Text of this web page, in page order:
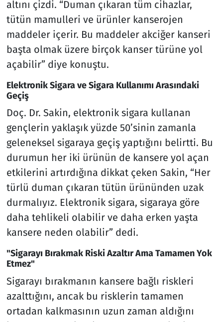
altını çizdi. “Duman çıkaran tüm cihazlar,
tütün mamulleri ve ürünler kanserojen
maddeler içerir. Bu maddeler akciğer kanseri
başta olmak üzere birçok kanser türüne yol
açabilir” diye konuştu.
Elektronik Sigara ve Sigara Kullanımı Arasındaki
Geçiş
Doç. Dr. Sakin, elektronik sigara kullanan
gençlerin yaklaşık yüzde 50’sinin zamanla
geleneksel sigaraya geçiş yaptığını belirtti. Bu
durumun her iki ürünün de kansere yol açan
etkilerini artırdığına dikkat çeken Sakin, “Her
türlü duman çıkaran tütün ürününden uzak
durmalıyız. Elektronik sigara, sigaraya göre
daha tehlikeli olabilir ve daha erken yaşta
kansere neden olabilir” dedi.
"Sigarayı Bırakmak Riski Azaltır Ama Tamamen Yok
Etmez"
Sigarayı bırakmanın kansere bağlı riskleri
azalttığını, ancak bu risklerin tamamen
ortadan kalkmasının uzun zaman aldığını